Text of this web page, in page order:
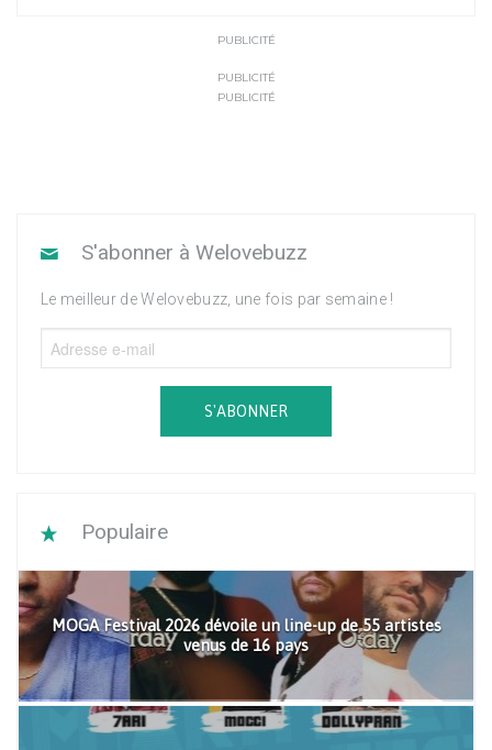
PUBLICITÉ
PUBLICITÉ
PUBLICITÉ
S'abonner à Welovebuzz
Le meilleur de Welovebuzz, une fois par semaine !
S'ABONNER
Populaire
MOGA Festival 2026 dévoile un line-up de 55 artistes
venus de 16 pays